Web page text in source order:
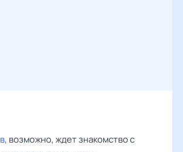
, возможно, ждет знакомство с